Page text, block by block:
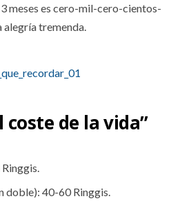
meses es cero-mil-cero-cientos-
alegría tremenda.
coste de la vida”
doble): 40-60 Ringgis.